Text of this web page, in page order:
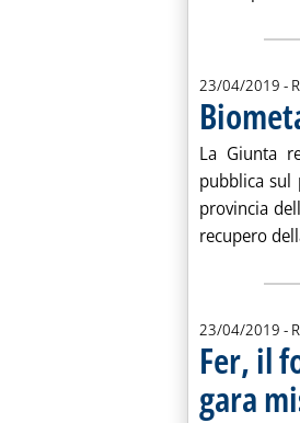
23/04/2019 -
La Giunta
pubblica sul
provincia
recupero
23/04/2019 -
Fer, il
gara